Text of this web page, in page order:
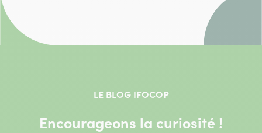
LE BLOG IFOCOP
Encourageons la curiosité !